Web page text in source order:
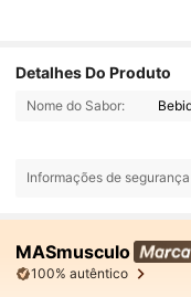
Detalhes Do Produto
Nome do Sabor:
Informações de
MASmusculo
100% autêntico